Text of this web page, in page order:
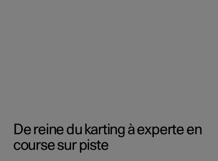
De reine du karting à experte en
course sur piste